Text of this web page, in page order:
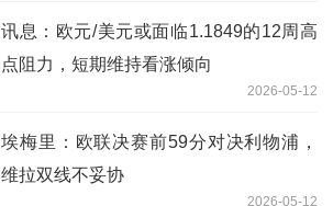
讯息：欧元/美元或面临1.1849的12周高
点阻力，短期维持看涨倾向
2026-05-12
埃梅里：欧联决赛前59分对决利物浦，
维拉双线不妥协
2026-05-12